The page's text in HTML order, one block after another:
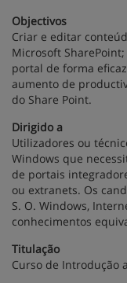
Objectivos
Criar e editar
Microsoft
portal de forma
aumento de
do Share Point.
Dirigido a
Utilizadores ou
Windows que
de portais
ou extranets. Os
S. O. Windows,
conhecimentos
Titulação
Curso de Introdução